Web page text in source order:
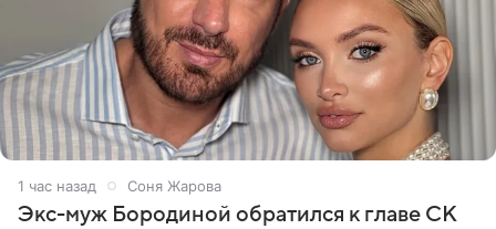
1 час назад Соня Жарова
Экс-муж Бородиной обратился к главе СК